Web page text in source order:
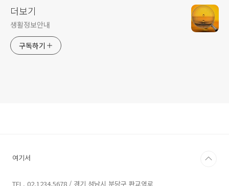
더보기
생활정보안내
구독하기
여기서
TEL. 02.1234.5678 / 경기 성남시 분당구 판교역로